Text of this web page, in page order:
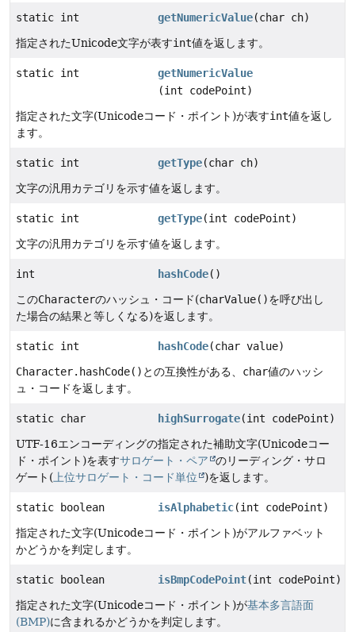
static int getNumericValue(char ch)
指定されたUnicode文字が表すint値を返します。
static int
getNumericValue
(int codePoint)
指定された文字(Unicodeコード・ポイント)が表すint値を返し
ます。
static int getType(char ch)
文字の汎用カテゴリを示す値を返します。
static int getType(int codePoint)
文字の汎用カテゴリを示す値を返します。
int hashCode()
このCharacterのハッシュ・コード(charValue()を呼び出し
た場合の結果と等しくなる)を返します。
static int hashCode(char value)
Character.hashCode() との互換性がある、 char値のハッシ
ュ・コードを返します。
static char highSurrogate(int codePoint)
UTF-16エンコーディングの指定された補助文字(Unicodeコー
ド・ポイント)を表すサロゲート・ペア
のリーディング・サロ
ゲート( 上位サロゲート・コード単位 )を返します。
static boolean isAlphabetic(int codePoint)
指定された文字(Unicodeコード・ポイント)がアルファベット
かどうかを判定します。
static boolean isBmpCodePoint(int codePoint)
指定された文字(Unicodeコード・ポイント)が基本多言語面
(BMP)に含まれるかどうかを判定します。